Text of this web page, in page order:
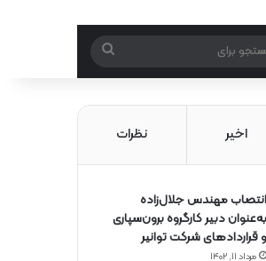
برای
اخیر نظرات
انتصاب مهندس جلال‌زاده
به‌عنوان دبیر كارگروه برون‌سپاری
و قراردادهای شركت توانیر
مرداد ۱۱, ۱۴۰۲